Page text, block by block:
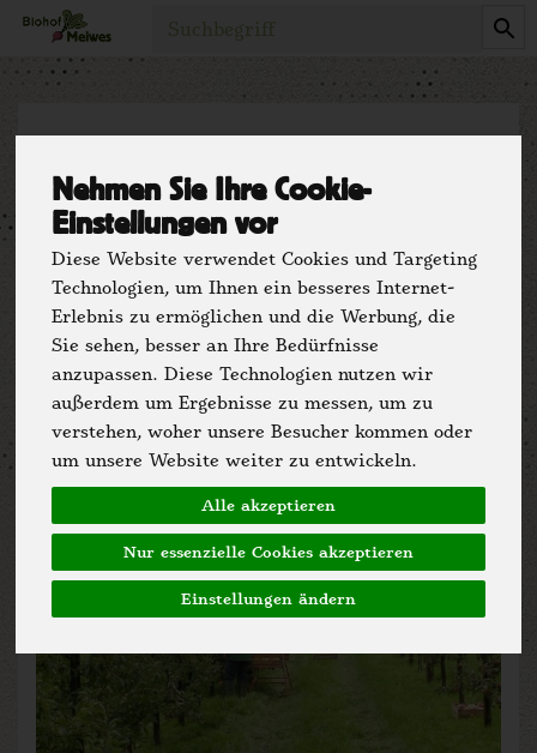
Nehmen Sie Ihre Cookie-
Einstellungen vor
Diese Website verwendet Cookies und Targeting
Technologien, um Ihnen ein besseres Internet-
Erlebnis zu ermöglichen und die Werbung, die
Sie sehen, besser an Ihre Bedürfnisse
anzupassen. Diese Technologien nutzen wir
außerdem um Ergebnisse zu messen, um zu
verstehen, woher unsere Besucher kommen oder
um unsere Website weiter zu entwickeln.
Alle akzeptieren
Nur essenzielle Cookies akzeptieren
Einstellungen ändern
Produkt
Lohmannshof -
Lebenshilfe
Detmold
Detmold, Kreis Lippe